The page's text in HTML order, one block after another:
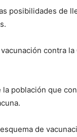
posibilidades de
contra la
población que
de